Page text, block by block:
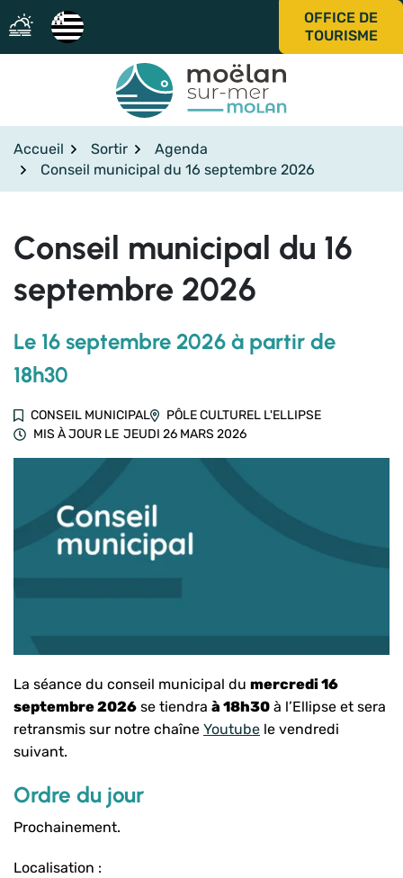
Aller
au
contenu
OFFICE DE
TOURISME
Accueil Sortir
Agenda
Conseil municipal du 16 septembre 2026
Conseil municipal du 16
septembre 2026
Le 16 septembre 2026 à partir de
18h30
CONSEIL MUNICIPAL
PÔLE CULTUREL L'ELLIPSE
MIS À JOUR LE JEUDI 26 MARS 2026
La séance du conseil municipal du mercredi 16
septembre 2026 se tiendra à 18h30 à l’Ellipse et sera
retransmis sur notre chaîne Youtube le vendredi
suivant.
Ordre du jour
Prochainement.
Localisation :